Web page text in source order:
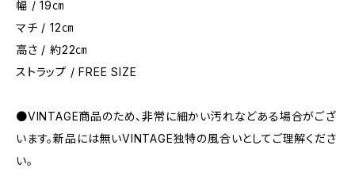
幅 / 19㎝
マチ / 12㎝
高さ / 約22㎝
ストラップ / FREE SIZE
●VINTAGE商品のため、非常に細かい汚れなどある場合がござ
います。新品には無いVINTAGE独特の風合いとしてご理解くださ
い。